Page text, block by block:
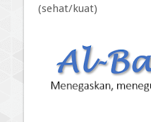
(sehat/kuat)